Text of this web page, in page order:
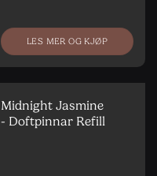
LES MER OG KJØP
Midnight Jasmine
- Doftpinnar Refill